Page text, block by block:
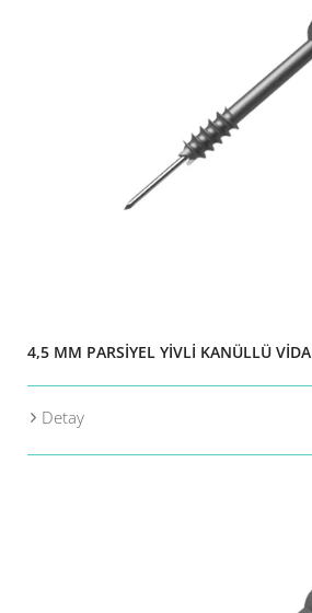
4,5 MM PARSİYEL YİVLİ KANÜLLÜ VİDA
Detay